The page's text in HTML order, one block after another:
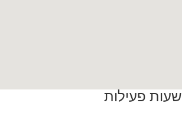
שעות פעילות